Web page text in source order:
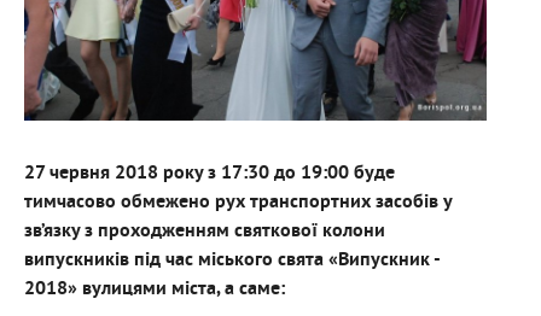
27 червня 2018 року з 17:30 до 19:00 буде
тимчасово обмежено рух транспортних засобів у
зв’язку з проходженням святкової колони
випускників під час міського свята «Випускник -
2018» вулицями міста, а саме: